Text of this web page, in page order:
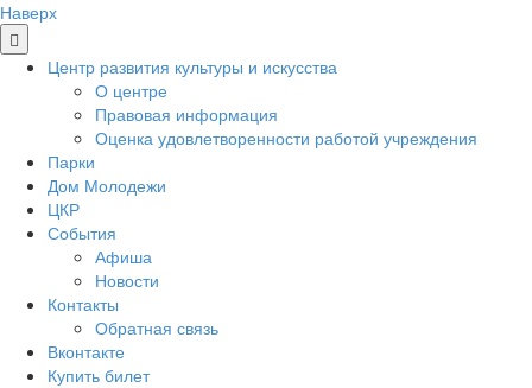
Наверх
Центр развития культуры и искусства
О центре
Правовая информация
Оценка удовлетворенности работой учреждения
Парки
Дом Молодежи
ЦКР
События
Афиша
Новости
Контакты
Обратная связь
Вконтакте
Купить билет